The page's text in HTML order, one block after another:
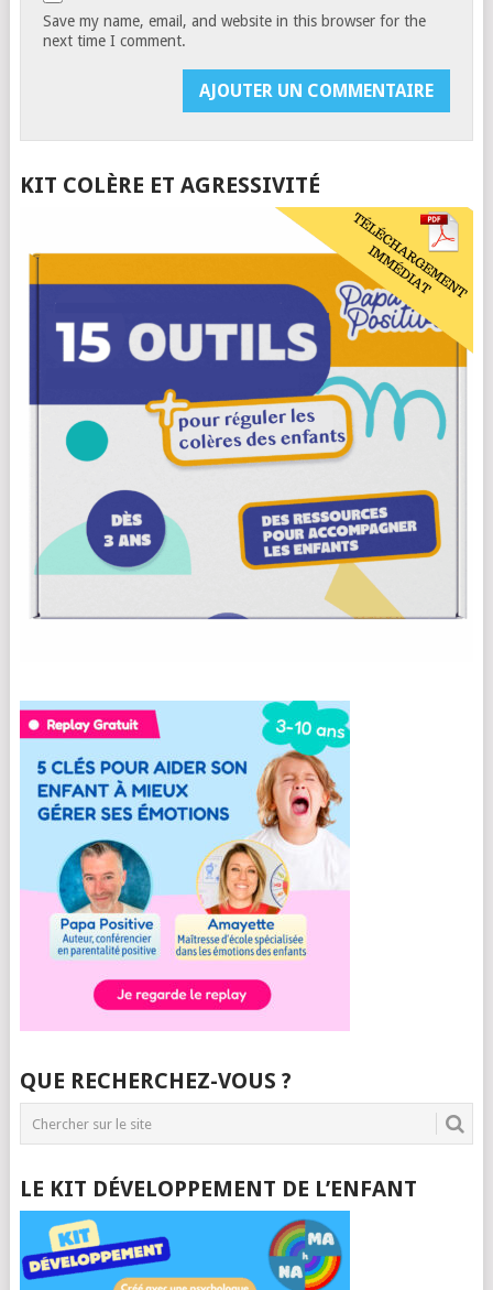
Save my name, email, and website in this browser for the
next time I comment.
KIT COLÈRE ET AGRESSIVITÉ
QUE RECHERCHEZ-VOUS ?
LE KIT DÉVELOPPEMENT DE L’ENFANT